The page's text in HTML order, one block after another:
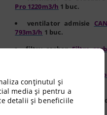
Pro 1220m3/h 1 buc.
ventilator admisie
793m3/h 1 buc.
filtru carbonFiltre
203mm3m.
clemă pentru conductă
conținutul și
media și pentru a
detalii și beneficiile